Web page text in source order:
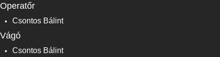
Operatőr
Csontos Bálint
Vágó
Csontos Bálint